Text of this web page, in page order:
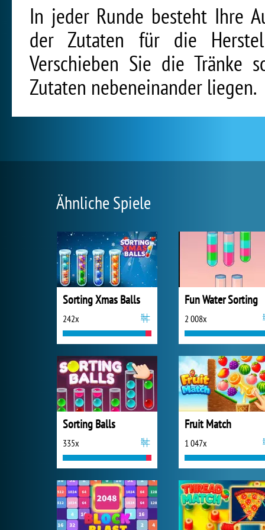
In jeder Runde besteht Ihre
der Zutaten für die
Verschieben Sie die Tränke
Zutaten nebeneinander liegen.
Ähnliche Spiele
Sorting Xmas Balls
242x
Fun Water Sorting
2 008x
Sorting Balls
335x
Fruit Match
1 047x